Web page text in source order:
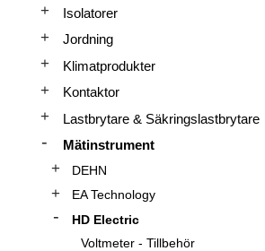
Isolatorer
Jordning
Klimatprodukter
Kontaktor
Lastbrytare & Säkringslastbrytare
Mätinstrument
DEHN
EA Technology
HD Electric
Voltmeter - Tillbehör